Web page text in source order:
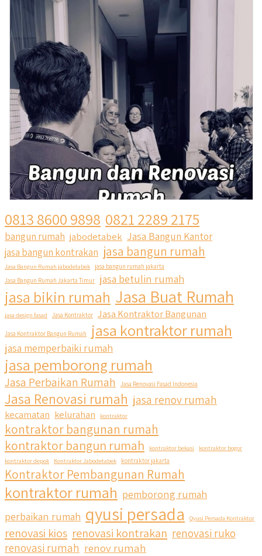
qyusipersada
Siapa yang udah masuk List untuk Bangun dan Renovasi
rumah Di @qyusipersada dengan sistem Cicilan ?? 🤗
Untuk informasi lebih lanjut terkait program cicilan ini temen
temen bisa langsung klik link di bio yaa
#jasabangunrumahjakarta #jasarenovasirumahjakarta
#kontraktorjakarta #kontraktorbangunan
#kontraktorbangunanrumah #kontraktorbangunanjakarta
#kontraktorbekasi #kontraktorinteriorjakarta
#jasabangunrumahdepok #jasarenovasirumahbekasi
#jasadesainrumahmurah #jasadesainrumahjakarta
0813 8600 9898 0821 2289 2175
bangun rumah jabodetabek Jasa Bangun Kantor
jasa bangun kontrakan jasa bangun rumah
Jasa Bangun Rumah jabodetabek
jasa bangun rumah jakarta
Jasa Bangun Rumah Jakarta Timur
jasa betulin rumah
jasa bikin rumah Jasa Buat Rumah
jasa design fasad Jasa Kontraktor Jasa Kontraktor Bangunan
Jasa Kontraktor Bangun Rumah jasa kontraktor rumah
jasa memperbaiki rumah
jasa pemborong rumah
Jasa Perbaikan Rumah Jasa Renovasi Fasad Indonesia
Jasa Renovasi rumah jasa renov rumah
kecamatan kelurahan kontraktor
kontraktor bangunan rumah
kontraktor bangun rumah
kontraktor bekasi
kontraktor bogor
kontraktor depok
Kontraktor Jabodetabek kontraktor jakarta
Kontraktor Pembangunan Rumah
kontraktor rumah pemborong rumah
perbaikan rumah qyusi persada Qyusi Persada Kontraktor
renovasi kios renovasi kontrakan renovasi ruko
renovasi rumah renov rumah